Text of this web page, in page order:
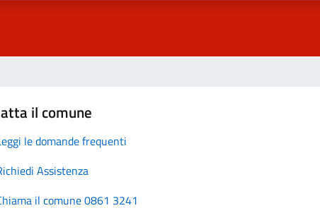
il comune
le domande frequenti
Assistenza
il comune 0861 3241